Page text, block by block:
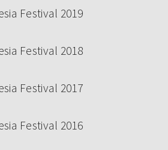
Festival 2019
Festival 2018
Festival 2017
Festival 2016